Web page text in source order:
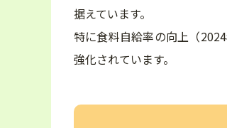
据えています。
特に食料自給率の向上（
強化されています。